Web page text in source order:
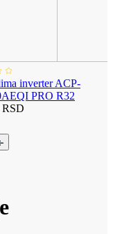
inverter ACP-
PRO R32
RSD